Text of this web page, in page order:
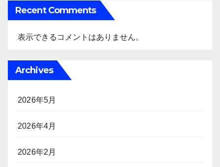
Recent Comments
表示できるコメントはありません。
Archives
2026年5月
2026年4月
2026年2月